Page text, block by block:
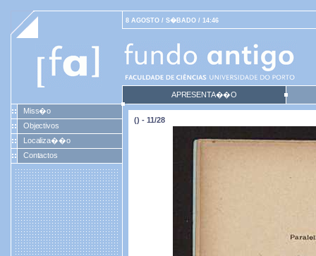
8 AGOSTO / S�BADO / 14:46
APRESENTA��O
Miss�o
Objectivos
Localiza��o
Contactos
() - 11/28